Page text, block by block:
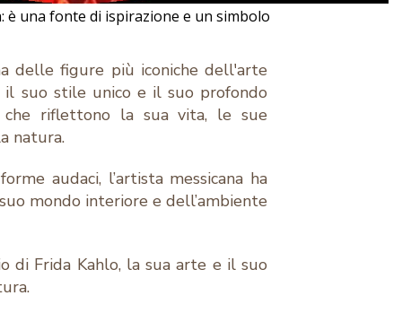
è una fonte di ispirazione e un simbolo
delle figure più iconiche dell'arte
il suo stile unico e il suo profondo
che riflettono la sua vita, le sue
natura.
audaci, l’artista messicana ha
mondo interiore e dell’ambiente
di Frida Kahlo, la sua arte e il suo